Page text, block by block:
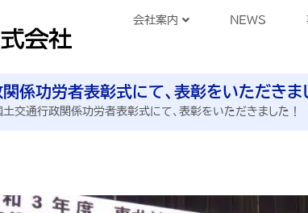
会社案内 NEWS
係功労者表彰式にて、表彰をいただきま
土交通行政関係功労者表彰式にて、表彰をいただきました！